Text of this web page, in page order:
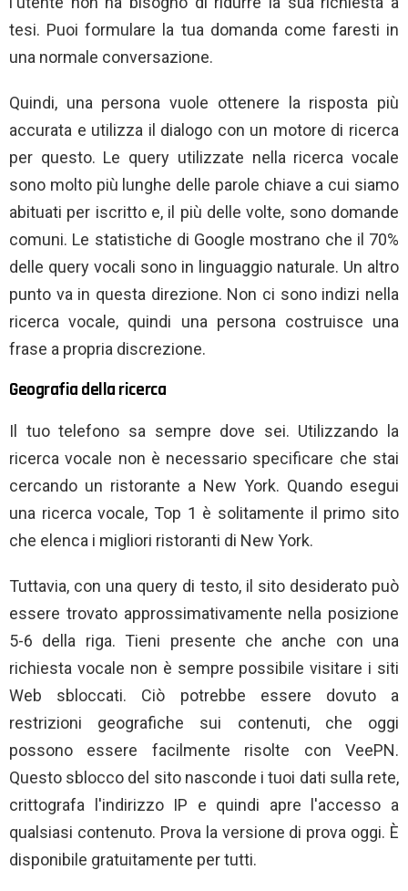
tesi. Puoi formulare la tua domanda come faresti in
una normale conversazione.
Quindi, una persona vuole ottenere la risposta più
accurata e utilizza il dialogo con un motore di ricerca
per questo. Le query utilizzate nella ricerca vocale
sono molto più lunghe delle parole chiave a cui siamo
abituati per iscritto e, il più delle volte, sono domande
comuni. Le statistiche di Google mostrano che il 70%
delle query vocali sono in linguaggio naturale. Un altro
punto va in questa direzione. Non ci sono indizi nella
ricerca vocale, quindi una persona costruisce una
frase a propria discrezione.
Geografia della ricerca
Il tuo telefono sa sempre dove sei. Utilizzando la
ricerca vocale non è necessario specificare che stai
cercando un ristorante a New York. Quando esegui
una ricerca vocale, Top 1 è solitamente il primo sito
che elenca i migliori ristoranti di New York.
Tuttavia, con una query di testo, il sito desiderato può
essere trovato approssimativamente nella posizione
5-6 della riga. Tieni presente che anche con una
richiesta vocale non è sempre possibile visitare i siti
Web sbloccati. Ciò potrebbe essere dovuto a
restrizioni geografiche sui contenuti, che oggi
possono essere facilmente risolte con VeePN.
Questo sblocco del sito nasconde i tuoi dati sulla rete,
crittografa l'indirizzo IP e quindi apre l'accesso a
qualsiasi contenuto. Prova la versione di prova oggi. È
disponibile gratuitamente per tutti.